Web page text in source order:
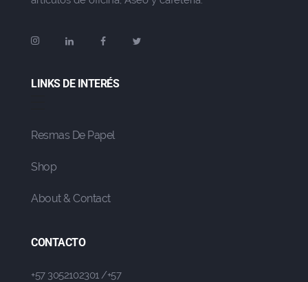
LINKS DE INTERÉS
Resmas De Papel
Shop
About & Contact
CONTACTO
+57 3052102301 /+57